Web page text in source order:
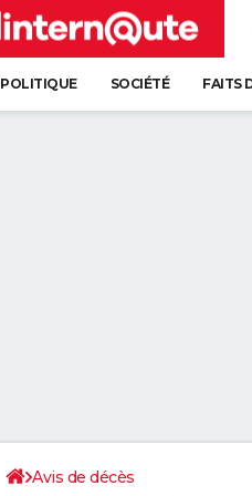
POLITIQUE SOCIÉTÉ FAITS
Avis de décès